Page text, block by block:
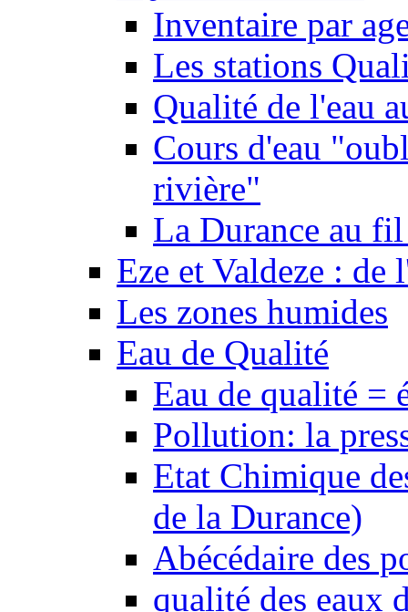
Inventaire par
Les stations
Qualité de l'eau
Cours d'eau
rivière"
La Durance au
Eze et Valdeze : de
Les zones humides
Eau de Qualité
Eau de qualité =
Pollution: la
Etat Chimique
de la Durance)
Abécédaire des
qualité des eaux